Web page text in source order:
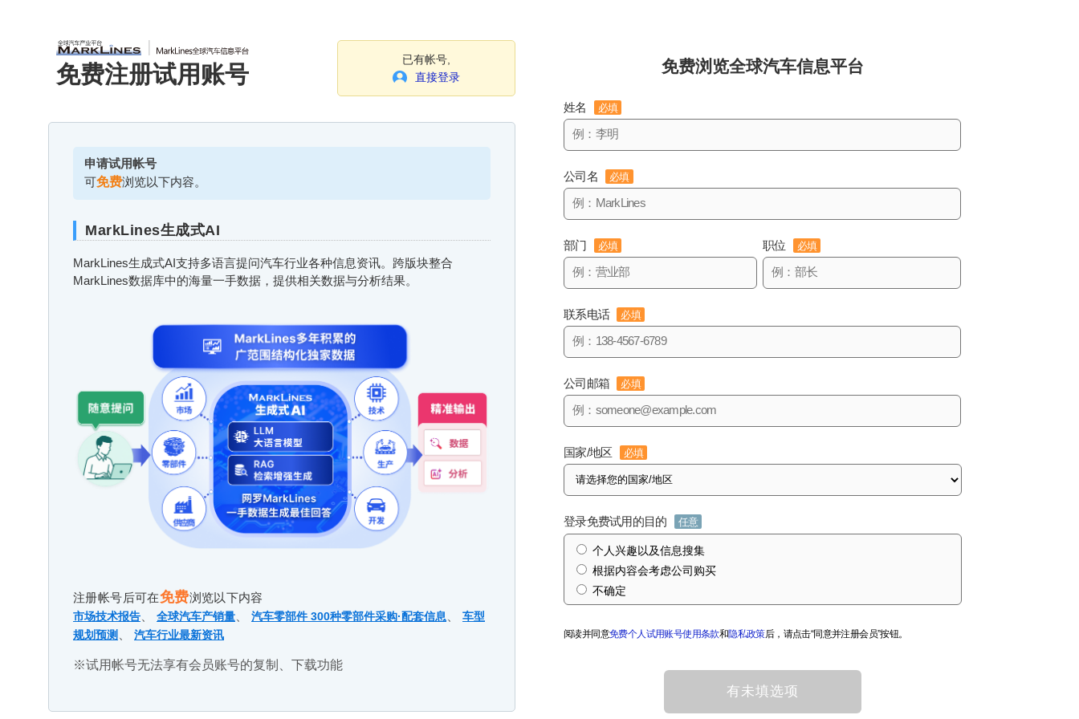
免费注册试用账号
已有帐号,
直接登录
申请试用帐号
可免费浏览以下内容。
MarkLines生成式AI
MarkLines生成式AI支持多语言提问汽车行业各种信息资讯。跨版块整合
MarkLines数据库中的海量一手数据，提供相关数据与分析结果。
注册帐号后可在免费浏览以下内容
市场技术报告 全球汽车产销量 汽车零部件 300种零部件采购·配套信息
车型
规划预测
汽车行业最新资讯
※试用帐号无法享有会员账号的复制、下载功能
免费浏览全球汽车信息平台
姓名 必填
公司名 必填
部门 必填 职位 必填
联系电话 必填
公司邮箱 必填
国家/地区 必填
登录免费试用的目的 任意
个人兴趣以及信息搜集
根据内容会考虑公司购买
不确定
阅读并同意免费个人试用账号使用条款和隐私政策后，请点击“同意并注册会员”按钮。